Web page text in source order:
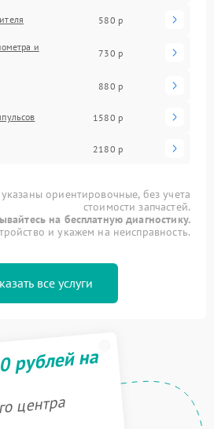
580 р
и
730 р
880 р
1580 р
2180 р
ориентировочные, без учета
стоимости запчастей.
на бесплатную диагностику.
и укажем на неисправность.
все услуги
рублей на
центра